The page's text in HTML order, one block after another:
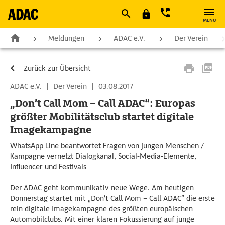
MENÜ
Meldungen ADAC e.V. Der Verein
Zurück zur Übersicht
ADAC e.V.
| Der Verein | 03.08.2017
„Don’t Call Mom – Call ADAC”: Europas
größter Mobilitätsclub startet digitale
Imagekampagne
WhatsApp Line beantwortet Fragen von jungen Menschen /
Kampagne vernetzt Dialogkanal, Social-Media-Elemente,
Influencer und Festivals
Der ADAC geht kommunikativ neue Wege. Am heutigen
Donnerstag startet mit „Don’t Call Mom – Call ADAC“ die erste
rein digitale Imagekampagne des größten europäischen
Automobilclubs. Mit einer klaren Fokussierung auf junge